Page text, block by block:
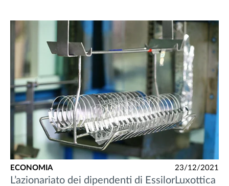
ECONOMIA 23/12/2021
L’azionariato dei dipendenti di EssilorLuxottica